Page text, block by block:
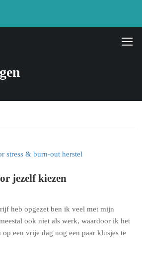
jezelf kiezen
heb opgezet ben ik veel met mijn
ook niet als werk, waardoor ik het
een vrije dag nog een paar klusjes te